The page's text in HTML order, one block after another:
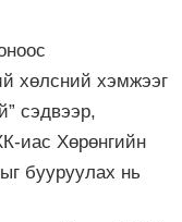
хөлсний хэмжээг
сэдвээр,
иас Хөрөнгийн
бууруулах нь